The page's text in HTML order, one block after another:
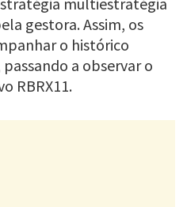
gestora. Assim, os
o histórico
passando a observar o
RBRX11.